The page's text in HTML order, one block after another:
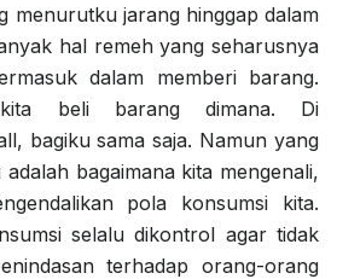
menurutku jarang hinggap dalam
hal remeh yang seharusnya
dalam memberi barang.
beli barang dimana. Di
bagiku sama saja. Namun yang
bagaimana kita mengenali,
pola konsumsi kita.
selalu dikontrol agar tidak
terhadap orang-orang